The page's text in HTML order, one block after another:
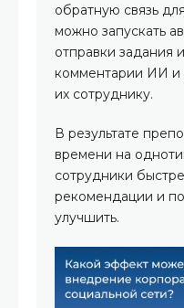
обратную связь
можно запускать
отправки задания
комментарии ИИ и
их сотруднику.
В результате
времени на
сотрудники
рекомендации и
улучшить.